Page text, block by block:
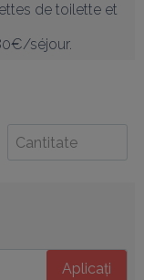
de toilette et
séjour.
Aplicați